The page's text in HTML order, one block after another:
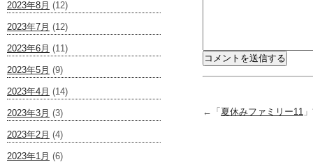
2023年8月 (12)
2023年7月 (12)
2023年6月 (11)
2023年5月 (9)
2023年4月 (14)
2023年3月 (3)
2023年2月 (4)
2023年1月 (6)
←「 夏休みファミリー11